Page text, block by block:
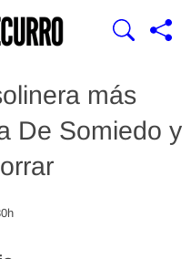
más
De Somiedo y